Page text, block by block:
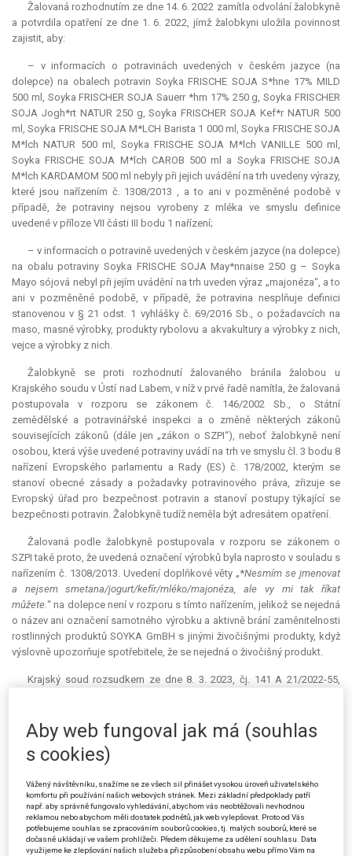
Žalovaná rozhodnutím ze dne 14. 6. 2022 zamítla odvolání žalobkyně
a potvrdila opatření ze dne 1. 6. 2022, jímž žalobkyni uložila povinnost
zajistit, aby:
– v informacích o potravinách uvedených v českém jazyce (na
dolepce) na obalech potravin Soyka FRISCHE SOJA S*hne 17% MILD
500 ml, Soyka FRISCHER SOJA Sauerr *hm 17% 250 g, Soyka FRISCHER
SOJA Jogh*rt NATUR 250 g, Soyka FRISCHER SOJA Kef*r NATUR 500
ml, Soyka FRISCHE SOJA M*LCH Barista 1 000 ml, Soyka FRISCHE SOJA
M*lch NATUR 500 ml, Soyka FRISCHE SOJA M*lch VANILLE 500 ml,
Soyka FRISCHE SOJA M*lch CAROB 500 ml a Soyka FRISCHE SOJA
M*lch KARDAMOM 500 ml nebyly při jejich uvádění na trh uvedeny výrazy,
které jsou nařízením č. 1308/2013 , a to ani v pozměněné podobě v
případě, že potraviny nejsou vyrobeny z mléka ve smyslu definice
uvedené v příloze VII části III bodu 1 nařízení;
– v informacích o potravině uvedených v českém jazyce (na dolepce)
na obalu potraviny Soyka FRISCHE SOJA May*nnaise 250 g – Soyka
Mayo sójová nebyl při jejím uvádění na trh uveden výraz „majonéza“, a to
ani v pozměněné podobě, v případě, že potravina nesplňuje definici
stanovenou v § 21 odst. 1 vyhlášky č. 69/2016 Sb., o požadavcích na
maso, masné výrobky, produkty rybolovu a akvakultury a výrobky z nich,
vejce a výrobky z nich.
Žalobkyně se proti rozhodnutí žalovaného bránila žalobou u
Krajského soudu v Ústí nad Labem, v níž v prvé řadě namítla, že žalovaná
postupovala v rozporu se zákonem č. 146/2002 Sb., o Státní
zemědělské a potravinářské inspekci a o změně některých zákonů
souvisejících zákonů (dále jen „zákon o SZPI“), neboť žalobkyně není
osobou, která výše uvedené potraviny uvádí na trh ve smyslu čl. 3 bodu 8
nařízení Evropského parlamentu a Rady (ES) č. 178/2002, kterým se
stanoví obecné zásady a požadavky potravinového práva, zřizuje se
Evropský úřad pro bezpečnost potravin a stanoví postupy týkající se
bezpečnosti potravin. Žalobkyně tudíž neměla být adresátem opatření.
Žalovaná podle žalobkyně postupovala v rozporu se zákonem o
SZPI také proto, že uvedená označení výrobků byla naprosto v souladu s
nařízením č. 1308/2013. Uvedení doplňkové věty „*Nesmím se jmenovat
a nejsem smetana/jogurt/kefír/mléko/majonéza, ale vy mi tak říkat
můžete.“ na dolepce není v rozporu s tímto nařízením, jelikož se nejedná
o název ani označení samotného výrobku a aktivně brání zaměnitelnosti
rostlinných produktů SOYKA GmBH s jinými živočišnými produkty, když
výslovně upozorňuje spotřebitele, že se nejedná o živočišný produkt.
Krajský soud rozsudkem ze dne 8. 3. 2023, čj. 141 A 21/2022-55,
čl. 3 nařízení č. 178/2002 nepřisvědčil námitce žalobkyně, že jí nebylo
možné opatření uložit. Žalobkyně totiž byla v rámci své činnosti
odpovědná za plnění požadavků potravinového práva a bylo jí možné
použita zakázaná označení určená spotřebiteli.
Důvodnou naproti tomu krajský soud shledal námitku žalobkyně
týkající se nezákonného posouzení informací, kterými na dolepce v
českém jazyce označila předmětné výrobky. Krajský soud zmínil svůj
Aby web fungoval jak má (souhlas
s cookies)
Vážený návštěvníku, snažíme se ze všech sil přinášet vysokou úroveň uživatelského
komfortu při používání našich webových stránek. Mezi základní předpoklady patří
např. aby správně fungovalo vyhledávání, abychom vás neobtěžovali nevhodnou
reklamou nebo abychom měli dostatek podnětů, jak web vylepšovat. Proto od Vás
potřebujeme souhlas se zpracováním souborů cookies, tj. malých souborů, které se
dočasně ukládají ve vašem prohlížeči. Předem děkujeme za udělení souhlasu. Data
využijeme ke zlepšování našich služeb a přizpůsobení obsahu webu přímo Vám na